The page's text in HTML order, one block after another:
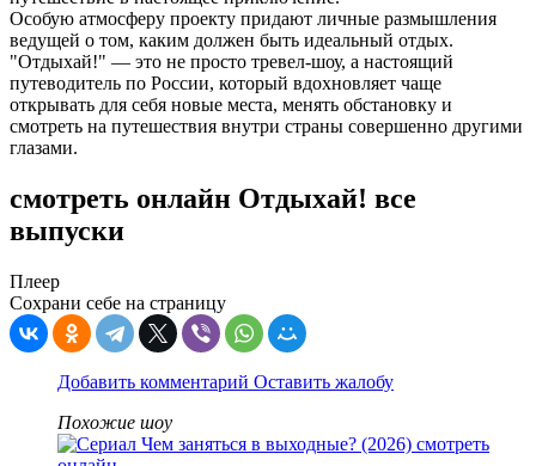
Особую атмосферу проекту придают личные размышления
ведущей о том, каким должен быть идеальный отдых.
"Отдыхай!" — это не просто тревел-шоу, а настоящий
путеводитель по России, который вдохновляет чаще
открывать для себя новые места, менять обстановку и
смотреть на путешествия внутри страны совершенно другими
глазами.
смотреть онлайн Отдыхай! все
выпуски
Плеер
Сохрани себе на страницу
Добавить комментарий Оставить жалобу
Похожие шоу